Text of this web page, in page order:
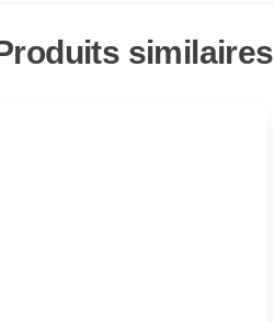
similaires